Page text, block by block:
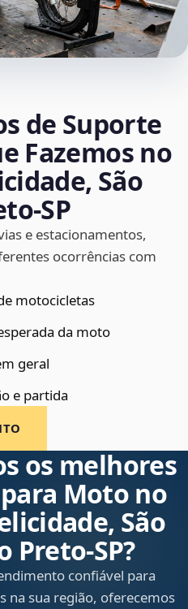
de Suporte
Fazemos no
São
e estacionamentos,
ocorrências com
motocicletas
da moto
geral
e partida
os melhores
Moto no
São
Preto‑SP?
confiável para
na sua região, oferecemos